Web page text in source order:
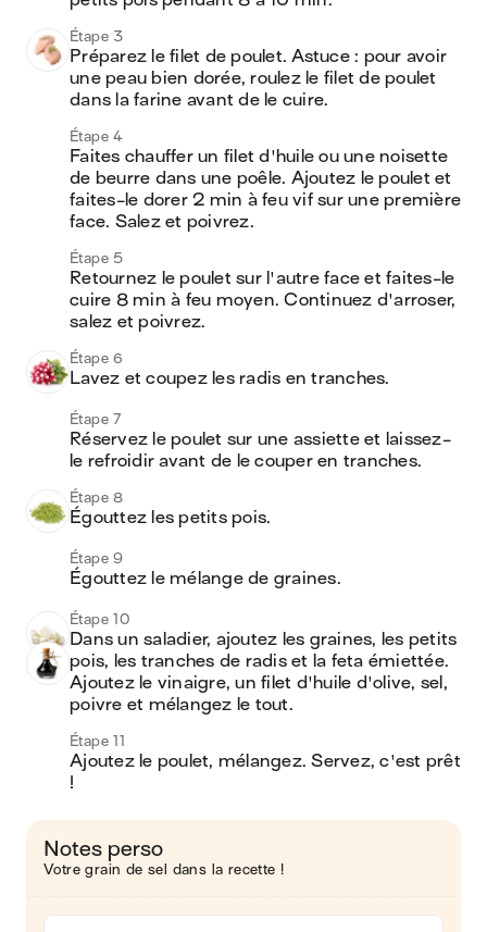
Étape 3
Préparez le filet de poulet. Astuce : pour avoir
une peau bien dorée, roulez le filet de poulet
dans la farine avant de le cuire.
Étape 4
Faites chauffer un filet d'huile ou une noisette
de beurre dans une poêle. Ajoutez le poulet et
faites-le dorer 2 min à feu vif sur une première
face. Salez et poivrez.
Étape 5
Retournez le poulet sur l'autre face et faites-le
cuire 8 min à feu moyen. Continuez d'arroser,
salez et poivrez.
Étape 6
Lavez et coupez les radis en tranches.
Étape 7
Réservez le poulet sur une assiette et laissez-
le refroidir avant de le couper en tranches.
Étape 8
Égouttez les petits pois.
Étape 9
Égouttez le mélange de graines.
Étape 10
Dans un saladier, ajoutez les graines, les petits
pois, les tranches de radis et la feta émiettée.
Ajoutez le vinaigre, un filet d'huile d'olive, sel,
poivre et mélangez le tout.
Étape 11
Ajoutez le poulet, mélangez. Servez, c'est prêt
!
Notes perso
Votre grain de sel dans la recette !